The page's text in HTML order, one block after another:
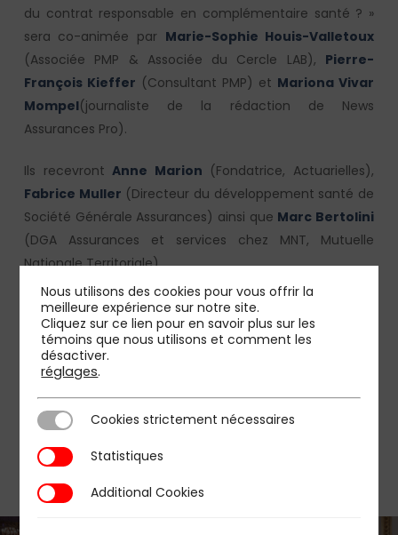
du contrat responsable en complémentaire santé ? »
sera co-animée par Marie-Sophie Houis-Valletoux
(Associée PMP & Associée du Cercle LAB), Pierre-
François Kieffer (Consultant PMP) et Mariona Vivar
Mompel(journaliste de la rédaction de News
Assurances Pro).
Ils recevrontAnne Marion (Fondatrice, Actuarielles),
Fabrice Muller (Directeur du développement santé de
Société Générale Assurances) ainsi que Marc Bertolini
(DGA Assurances et services chez MNT, Mutuelle
Nationale Territoriale).
Inscriptions
Nous utilisons des cookies pour vous offrir la
meilleure expérience sur notre site.
Cliquez sur ce lien pour en savoir plus sur les
témoins que nous utilisons et comment les
désactiver.
réglages.
Cookies strictement nécessaires
Cookies strictement nécessaires
StatistiquesStatistiques
Additional Cookies
Additional Cookies